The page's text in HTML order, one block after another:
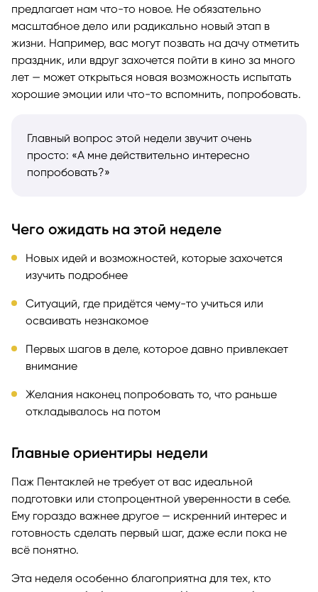
предлагает нам что-то новое. Не обязательно
масштабное дело или радикально новый этап в
жизни. Например, вас могут позвать на дачу отметить
праздник, или вдруг захочется пойти в кино за много
лет — может открыться новая возможность испытать
хорошие эмоции или что-то вспомнить, попробовать.
Главный вопрос этой недели звучит очень
просто: «А мне действительно интересно
попробовать?»
Чего ожидать на этой неделе
Новых идей и возможностей, которые захочется
изучить подробнее
Ситуаций, где придётся чему-то учиться или
осваивать незнакомое
Первых шагов в деле, которое давно привлекает
внимание
Желания наконец попробовать то, что раньше
откладывалось на потом
Главные ориентиры недели
Паж Пентаклей не требует от вас идеальной
подготовки или стопроцентной уверенности в себе.
Ему гораздо важнее другое — искренний интерес и
готовность сделать первый шаг, даже если пока не
всё понятно.
Эта неделя особенно благоприятна для тех, кто